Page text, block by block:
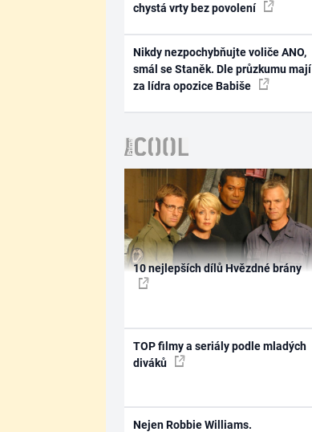
chystá vrty bez povolení
Nikdy nezpochybňujte voliče ANO,
smál se Staněk. Dle průzkumu mají
za lídra opozice Babiše
10 nejlepších dílů Hvězdné brány
TOP filmy a seriály podle mladých
diváků
Nejen Robbie Williams.